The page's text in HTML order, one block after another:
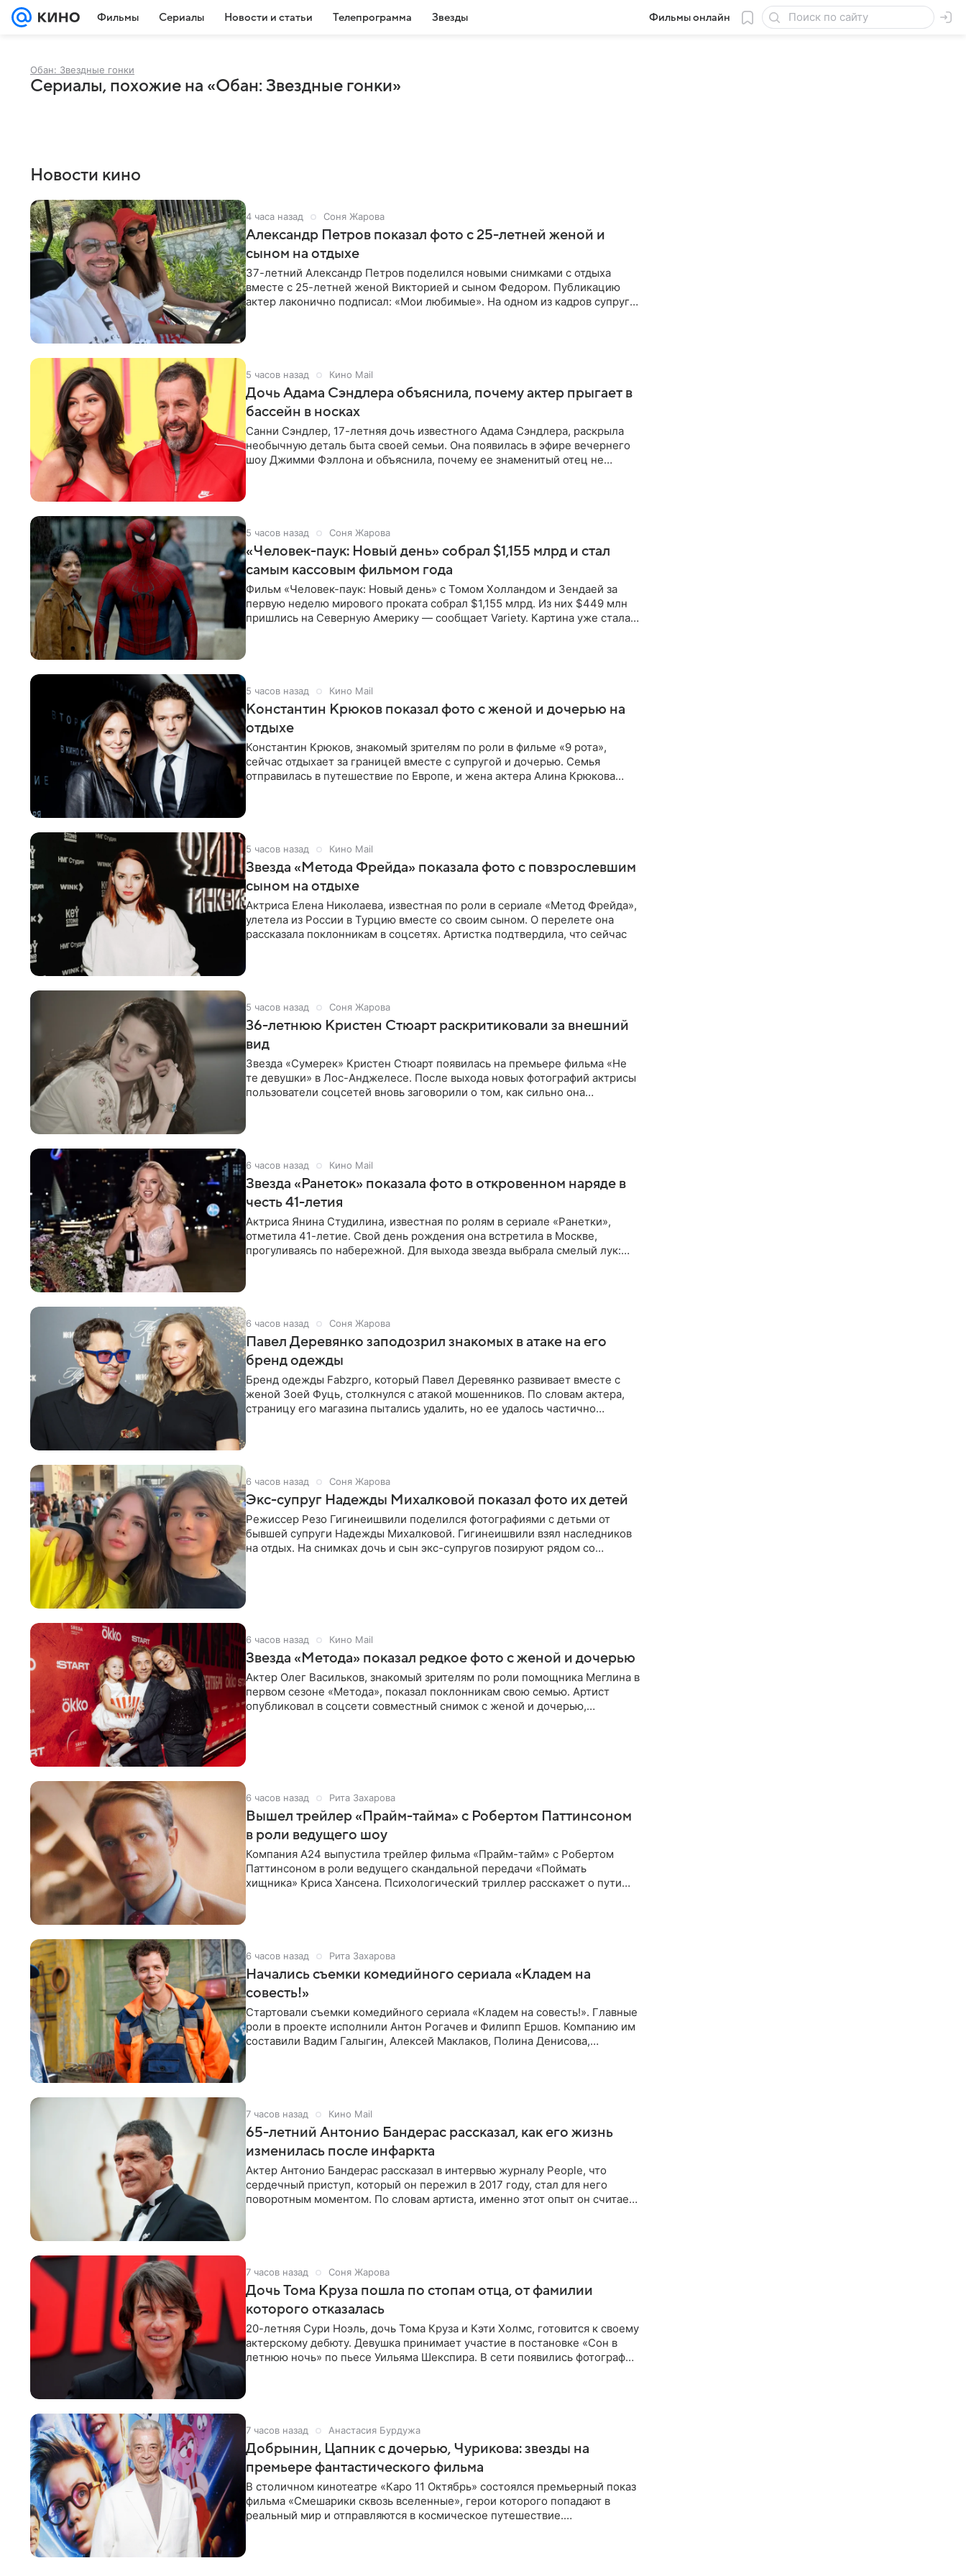
Фильмы Сериалы Новости и статьи Телепрограмма Звезды Фильмы онлайн
Обан: Звездные гонки
Сериалы, похожие на «Обан: Звездные гонки»
Новости кино
4 часа назад Соня Жарова
Александр Петров показал фото с 25-летней женой и
сыном на отдыхе
37-летний Александр Петров поделился новыми снимками с отдыха
вместе с 25-летней женой Викторией и сыном Федором. Публикацию
актер лаконично подписал: «Мои любимые». На одном из кадров супруги
5 часов назад Кино Mail
Дочь Адама Сэндлера объяснила, почему актер прыгает в
бассейн в носках
Санни Сэндлер, 17-летняя дочь известного Адама Сэндлера, раскрыла
необычную деталь быта своей семьи. Она появилась в эфире вечернего
шоу Джимми Фэллона и объяснила, почему ее знаменитый отец не
5 часов назад Соня Жарова
«Человек-паук: Новый день» собрал $1,155 млрд и стал
самым кассовым фильмом года
Фильм «Человек-паук: Новый день» с Томом Холландом и Зендаей за
первую неделю мирового проката собрал $1,155 млрд. Из них $449 млн
пришлись на Северную Америку — сообщает Variety. Картина уже стала
5 часов назад Кино Mail
Константин Крюков показал фото с женой и дочерью на
отдыхе
Константин Крюков, знакомый зрителям по роли в фильме «9 рота»,
сейчас отдыхает за границей вместе с супругой и дочерью. Семья
отправилась в путешествие по Европе, и жена актера Алина Крюкова
5 часов назад Кино Mail
Звезда «Метода Фрейда» показала фото с повзрослевшим
сыном на отдыхе
Актриса Елена Николаева, известная по роли в сериале «Метод Фрейда»,
улетела из России в Турцию вместе со своим сыном. О перелете она
рассказала поклонникам в соцсетях. Артистка подтвердила, что сейчас
5 часов назад Соня Жарова
36-летнюю Кристен Стюарт раскритиковали за внешний
вид
Звезда «Сумерек» Кристен Стюарт появилась на премьере фильма «Не
те девушки» в Лос-Анджелесе. После выхода новых фотографий актрисы
пользователи соцсетей вновь заговорили о том, как сильно она
6 часов назад Кино Mail
Звезда «Ранеток» показала фото в откровенном наряде в
честь 41-летия
Актриса Янина Студилина, известная по ролям в сериале «Ранетки»,
отметила 41-летие. Свой день рождения она встретила в Москве,
прогуливаясь по набережной. Для выхода звезда выбрала смелый лук:
6 часов назад Соня Жарова
Павел Деревянко заподозрил знакомых в атаке на его
бренд одежды
Бренд одежды Fabzpro, который Павел Деревянко развивает вместе с
женой Зоей Фуць, столкнулся с атакой мошенников. По словам актера,
страницу его магазина пытались удалить, но ее удалось частично
6 часов назад Соня Жарова
Экс-супруг Надежды Михалковой показал фото их детей
Режиссер Резо Гигинеишвили поделился фотографиями с детьми от
бывшей супруги Надежды Михалковой. Гигинеишвили взял наследников
на отдых. На снимках дочь и сын экс-супругов позируют рядом со
6 часов назад Кино Mail
Звезда «Метода» показал редкое фото с женой и дочерью
Актер Олег Васильков, знакомый зрителям по роли помощника Меглина в
первом сезоне «Метода», показал поклонникам свою семью. Артист
опубликовал в соцсети совместный снимок с женой и дочерью,
6 часов назад Рита Захарова
Вышел трейлер «Прайм-тайма» с Робертом Паттинсоном
в роли ведущего шоу
Компания A24 выпустила трейлер фильма «Прайм-тайм» с Робертом
Паттинсоном в роли ведущего скандальной передачи «Поймать
хищника» Криса Хансена. Психологический триллер расскажет о пути
6 часов назад Рита Захарова
Начались съемки комедийного сериала «Кладем на
совесть!»
Стартовали съемки комедийного сериала «Кладем на совесть!». Главные
роли в проекте исполнили Антон Рогачев и Филипп Ершов. Компанию им
составили Вадим Галыгин, Алексей Маклаков, Полина Денисова,
7 часов назад Кино Mail
65-летний Антонио Бандерас рассказал, как его жизнь
изменилась после инфаркта
Актер Антонио Бандерас рассказал в интервью журналу People, что
сердечный приступ, который он пережил в 2017 году, стал для него
поворотным моментом. По словам артиста, именно этот опыт он считает
7 часов назад Соня Жарова
Дочь Тома Круза пошла по стопам отца, от фамилии
которого отказалась
20-летняя Сури Ноэль, дочь Тома Круза и Кэти Холмс, готовится к своему
актерскому дебюту. Девушка принимает участие в постановке «Сон в
летнюю ночь» по пьесе Уильяма Шекспира. В сети появились фотографии
7 часов назад Анастасия Бурдужа
Добрынин, Цапник с дочерью, Чурикова: звезды на
премьере фантастического фильма
В столичном кинотеатре «Каро 11 Октябрь» состоялся премьерный показ
фильма «Смешарики сквозь вселенные», герои которого попадают в
реальный мир и отправляются в космическое путешествие.